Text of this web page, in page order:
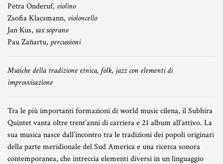
Petra Onderuf, violino
Zsofia Klacsmann, violoncello
Jan Kus, sax soprano
Pau Zañartu, percussioni
Musiche della tradizione etnica, folk, jazz con elementi di
improvvisazione
Tra le più importanti formazioni di world music cilena, il Subhira
Quintet vanta oltre trent’anni di carriera e 21 album all’attivo. La
sua musica nasce dall’incontro tra le tradizioni dei popoli originari
della parte meridionale del Sud America e una ricerca sonora
contemporanea, che intreccia elementi diversi in un linguaggio